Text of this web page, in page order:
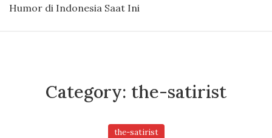
Humor di Indonesia Saat Ini
Category: the-satirist
the-satirist